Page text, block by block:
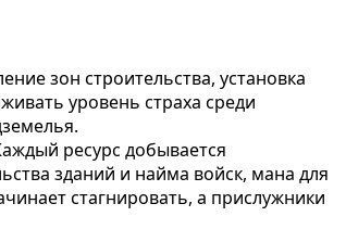
зон строительства, установка
уровень страха среди
ресурс добывается
зданий и найма войск, мана для
стагнировать, а прислужники